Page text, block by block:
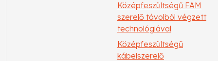
Középfeszültségű FAM
szerelő távolból végzett
technológiával
Középfeszültségű
kábelszerelő